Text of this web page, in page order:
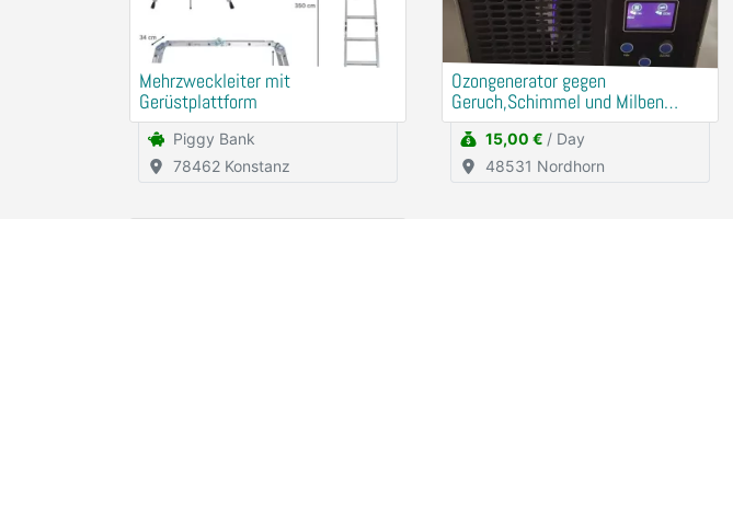
Mehrzweckleiter mit
Gerüstplattform
Piggy Bank
78462 Konstanz
Ozongenerator gegen
Geruch,Schimmel und Milben
mieten
15,00 € / Day
48531 Nordhorn